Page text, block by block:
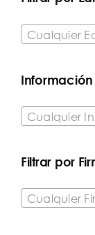
Cualquier
Cualquier
Filtrar por
Cualquier